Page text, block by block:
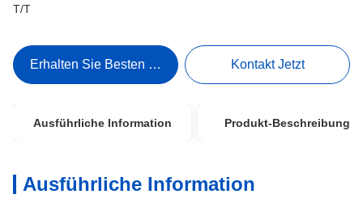
T/T
Erhalten Sie Besten Preis Kontakt Jetzt
Ausführliche Information Produkt-Beschreibung
Ausführliche Information